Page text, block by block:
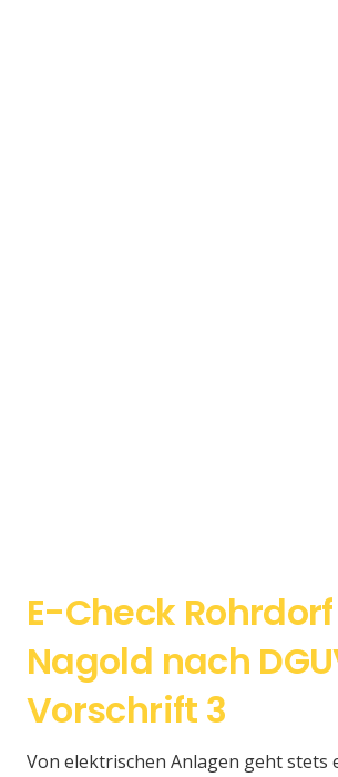
E-Check
Nagold nach
Vorschrift 3
Von elektrischen Anlagen geht stets